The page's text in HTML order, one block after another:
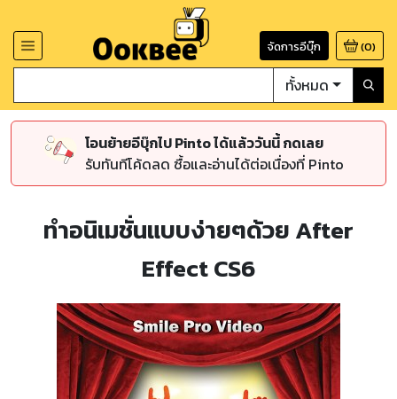
จัดการอีบุ๊ก (0)
ทั้งหมด
โอนย้ายอีบุ๊กไป Pinto ได้แล้ววันนี้ กดเลย
รับทันทีโค้ดลด ซื้อและอ่านได้ต่อเนื่องที่ Pinto
ทำอนิเมชั่นแบบง่ายๆด้วย After
Effect CS6